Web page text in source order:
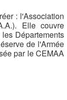
: l'Association
Elle couvre
Départements
de l'Armée
par le CEMAA